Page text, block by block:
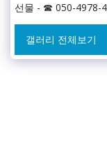
선물 - ☎ 050-4978-
갤러리 전체보기